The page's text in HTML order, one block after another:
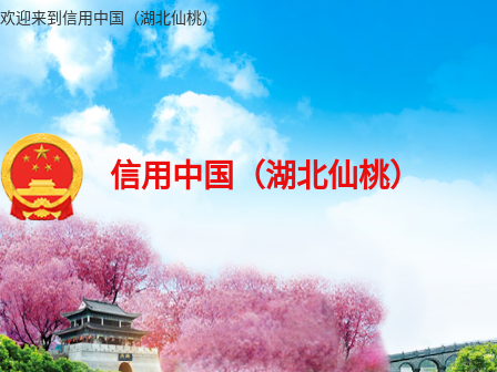
欢迎来到信用中国（湖北仙桃）
信用中国（湖北仙桃）